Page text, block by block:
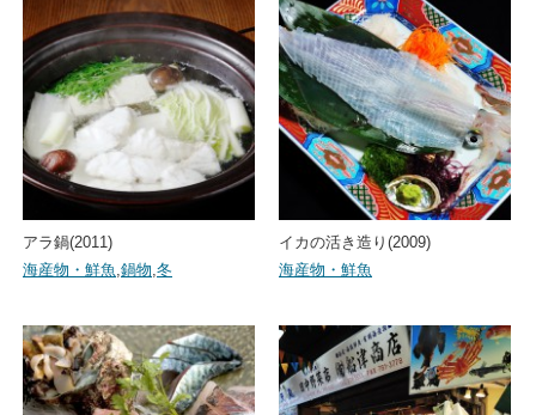
アラ鍋(2011)
海産物・鮮魚,鍋物,冬
イカの活き造り(2009)
海産物・鮮魚